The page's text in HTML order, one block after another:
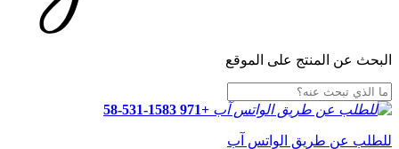
البحث عن المنتج على الموقع
+971 58-531-1583
للطلب عن طريق الواتس آب